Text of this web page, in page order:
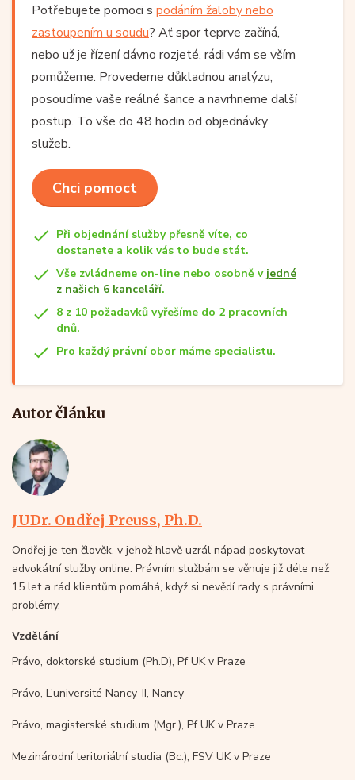
Potřebujete pomoci s podáním žaloby nebo
zastoupením u soudu? Ať spor teprve začíná,
nebo už je řízení dávno rozjeté, rádi vám se vším
pomůžeme. Provedeme důkladnou analýzu,
posoudíme vaše reálné šance a navrhneme další
postup. To vše do 48 hodin od objednávky
služeb.
Chci pomoct
Při objednání služby přesně víte, co
dostanete a kolik vás to bude stát.
Vše zvládneme on-line nebo osobně v jedné
z našich 6 kanceláří.
8 z 10 požadavků vyřešíme do 2 pracovních
dnů.
Pro každý právní obor máme specialistu.
Autor článku
JUDr. Ondřej Preuss, Ph.D.
Ondřej je ten člověk, v jehož hlavě uzrál nápad poskytovat
advokátní služby online. Právním službám se věnuje již déle než
15 let a rád klientům pomáhá, když si nevědí rady s právními
problémy.
Vzdělání
Právo, doktorské studium (Ph.D), Pf UK v Praze
Právo, L’université Nancy-II, Nancy
Právo, magisterské studium (Mgr.), Pf UK v Praze
Mezinárodní teritoriální studia (Bc.), FSV UK v Praze